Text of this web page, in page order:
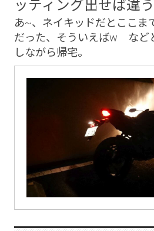
ッティング出せば違
あ~、ネイキッドだとここま
だった、そういえばw など
しながら帰宅。